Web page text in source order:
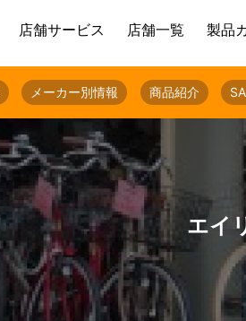
店舗サービス 店舗一覧 製品
メーカー別情報 商品紹介
エイ